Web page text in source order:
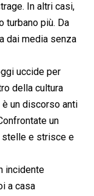
In altri casi,
turbano più. Da
dai media senza
uccide per
della cultura
un discorso anti
un
stelle e strisce e
incidente
a casa